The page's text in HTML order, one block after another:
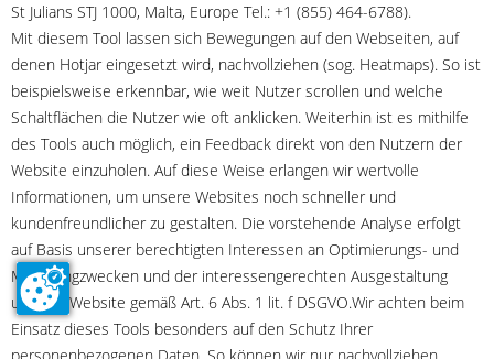
St Julians STJ 1000, Malta, Europe Tel.: +1 (855) 464-6788).
Mit diesem Tool lassen sich Bewegungen auf den Webseiten, auf
denen Hotjar eingesetzt wird, nachvollziehen (sog. Heatmaps). So ist
beispielsweise erkennbar, wie weit Nutzer scrollen und welche
Schaltflächen die Nutzer wie oft anklicken. Weiterhin ist es mithilfe
des Tools auch möglich, ein Feedback direkt von den Nutzern der
Website einzuholen. Auf diese Weise erlangen wir wertvolle
Informationen, um unsere Websites noch schneller und
kundenfreundlicher zu gestalten. Die vorstehende Analyse erfolgt
auf Basis unserer berechtigten Interessen an Optimierungs- und
Marketingzwecken und der interessengerechten Ausgestaltung
unserer Website gemäß Art. 6 Abs. 1 lit. f DSGVO.Wir achten beim
Einsatz dieses Tools besonders auf den Schutz Ihrer